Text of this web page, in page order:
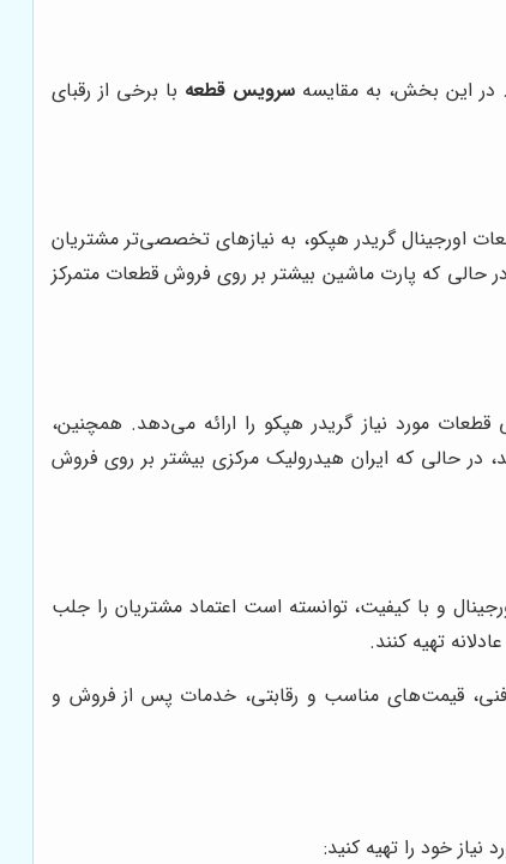
در این بخش، به مقایسه سرویس قطعه با برخی از رقبای
اورجینال گریدر هپکو، به نیازهای تخصصی‌تر مشتریان
حالی که پارت ماشین بیشتر بر روی فروش قطعات متمرکز
قطعات مورد نیاز گریدر هپکو را ارائه می‌دهد. همچنین،
در حالی که ایران هیدرولیک مرکزی بیشتر بر روی فروش
و با کیفیت، توانسته است اعتماد مشتریان را جلب
تهیه کنند.
فنی، قیمت‌های مناسب و رقابتی، خدمات پس از فروش و
خود را تهیه کنید: